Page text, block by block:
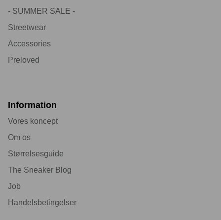
- SUMMER SALE -
Streetwear
Accessories
Preloved
Information
Vores koncept
Om os
Størrelsesguide
The Sneaker Blog
Job
Handelsbetingelser